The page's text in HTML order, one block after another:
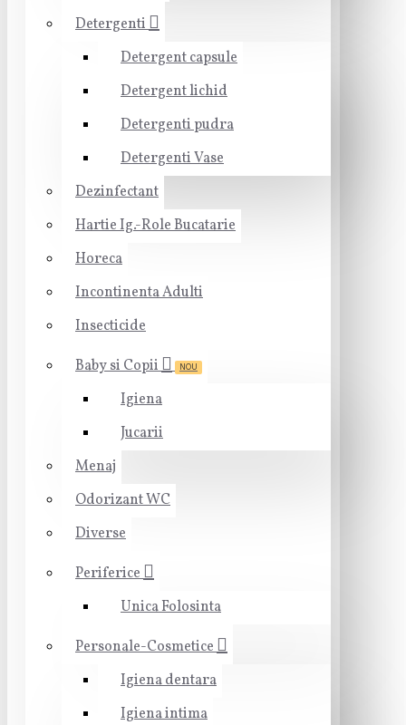
Detergenti
Detergent capsule
Detergent lichid
Detergenti pudra
Detergenti Vase
Dezinfectant
Hartie Ig.-Role Bucatarie
Horeca
Incontinenta Adulti
Insecticide
Baby si Copii
NOU
Igiena
Jucarii
Menaj
Odorizant WC
Diverse
Periferice
Unica Folosinta
Personale-Cosmetice
Igiena dentara
Igiena intima